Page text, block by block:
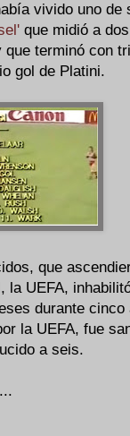
vivido uno de
que midió a
terminó con
gol de Platini.
que
la UEFA,
durante cinco
la UEFA, fue
a seis.